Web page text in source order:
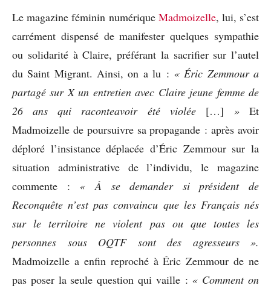
Le magazine féminin numérique Madmoizelle, lui, s’est
carrément dispensé de manifester quelques sympathie
ou solidarité à Claire, préférant la sacrifier sur l’autel
du Saint Migrant. Ainsi, on a lu : « Éric Zemmour a
partagé sur X un entretien avec Claire jeune femme de
26 ans qui raconteavoir été violée […] »Et
Madmoizelle de poursuivre sa propagande : après avoir
déploré l’insistance déplacée d’Éric Zemmour sur la
situation administrative de l’individu, le magazine
commente : « À se demander si
président de
Reconquête n’est pas convaincu que les Français nés
sur le territoire ne violent pas ou que toutes les
personnes sous OQTF sont des agresseurs ».
Madmoizelle a enfin reproché à Éric Zemmour de ne
pas poser la seule question qui vaille : « Comment on